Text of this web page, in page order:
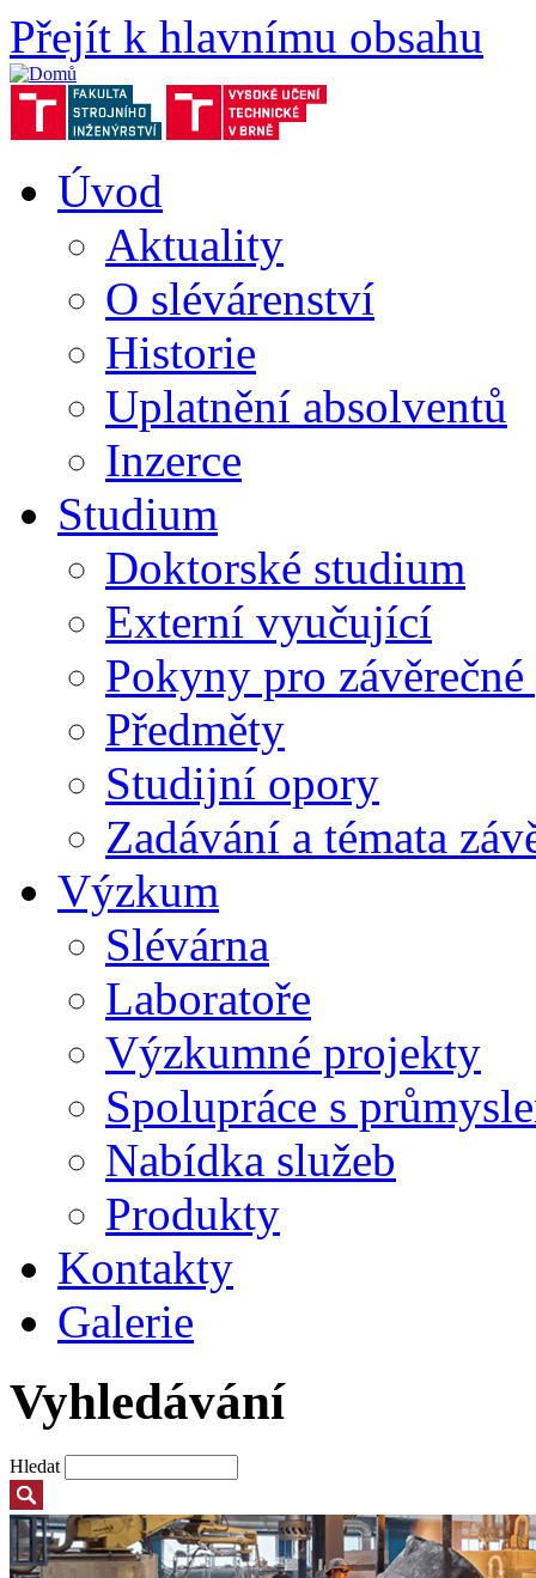
Přejít k hlavnímu obsahu
Úvod
Aktuality
O slévárenství
Historie
Uplatnění absolventů
Inzerce
Studium
Doktorské studium
Externí vyučující
Pokyny pro závěrečné
Předměty
Studijní opory
Zadávání a témata
Výzkum
Slévárna
Laboratoře
Výzkumné projekty
Spolupráce s
Nabídka služeb
Produkty
Kontakty
Galerie
Vyhledávání
Hledat